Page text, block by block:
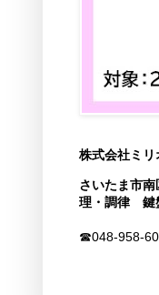
株式会社ミリ
さいたま市
理・調律 鍵
☎048-958-